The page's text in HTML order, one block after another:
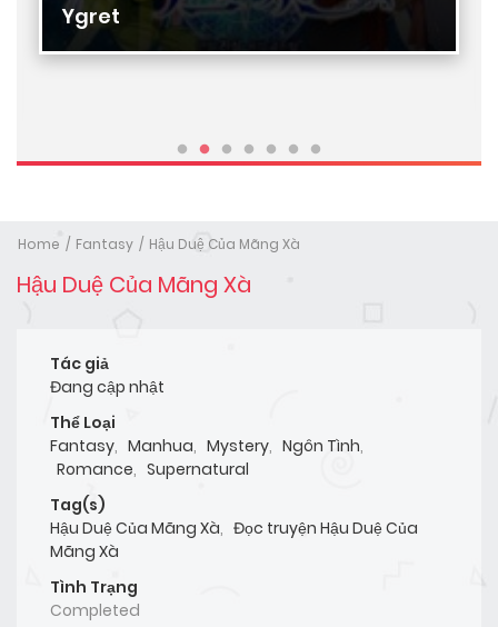
Ygret
Home Fantasy Hậu Duệ Của Mãng Xà
Hậu Duệ Của Mãng Xà
Tác giả
Đang cập nhật
Thể Loại
Fantasy, Manhua, Mystery, Ngôn Tình,
Romance, Supernatural
Tag(s)
Hậu Duệ Của Mãng Xà, Đọc truyện Hậu Duệ Của
Mãng Xà
Tình Trạng
Completed